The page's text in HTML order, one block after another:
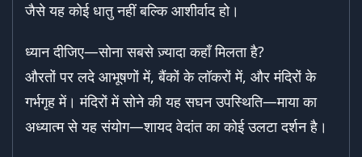
जैसे यह कोई धातु नहीं बल्कि आशीर्वाद हो।
ध्यान दीजिए—सोना सबसे ज़्यादा कहाँ मिलता है?
औरतों पर लदे आभूषणों में, बैंकों के लॉकरों में, और मंदिरों के
गर्भगृह में। मंदिरों में सोने की यह सघन उपस्थिति—माया का
अध्यात्म से यह संयोग—शायद वेदांत का कोई उलटा दर्शन है।